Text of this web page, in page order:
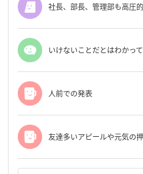
社長、部長、管理部も高圧的
いけないことだとはわかっ
人前での発表
友達多いアピールや元気の